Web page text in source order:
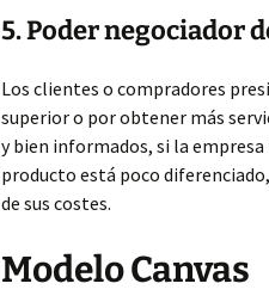
5. Poder negociador
Los clientes o compradores
superior o por obtener más
y bien informados, si la
producto está poco
de sus costes.
Modelo Canvas